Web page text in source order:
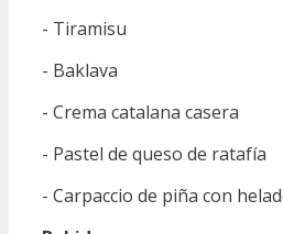
- Tiramisu
- Baklava
- Crema catalana casera
- Pastel de queso de ratafía
- Carpaccio de piña con